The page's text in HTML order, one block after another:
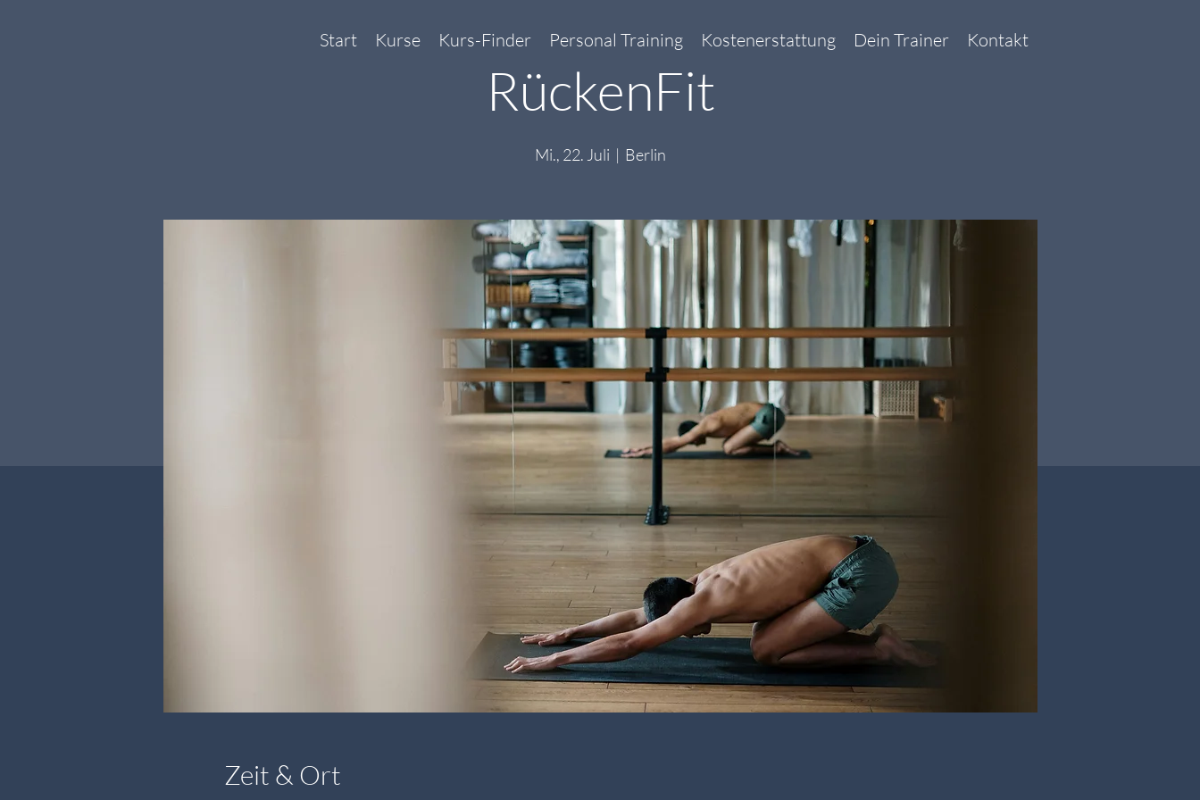
RückenFit
Mi., 22. Juli
  |
Berlin
Zeit & Ort
Start Kurse Kurs-Finder Personal Training Kostenerstattung Dein Trainer Kontakt